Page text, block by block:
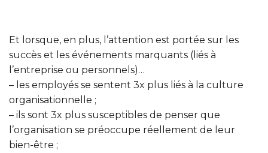
Et lorsque, en plus, l’attention est portée sur les
succès et les événements marquants (liés à
l’entreprise ou personnels)…
– les employés se sentent 3x plus liés à la culture
organisationnelle ;
– ils sont 3x plus susceptibles de penser que
l’organisation se préoccupe réellement de leur
bien-être ;